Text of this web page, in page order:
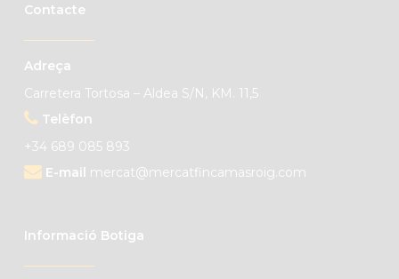
Contacte
Adreça
Carretera Tortosa – Aldea S/N, KM. 11,5
Telèfon
+34 689 085 893
E-mail mercat@mercatfincamasroig.com
Informació Botiga